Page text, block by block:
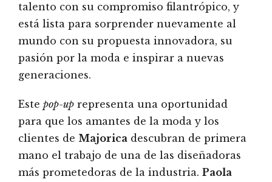
talento con su compromiso filantrópico, y
está lista para sorprender nuevamente al
mundo con su propuesta innovadora, su
pasión por la moda e inspirar a nuevas
generaciones.
Este pop-up representa una oportunidad
para que los amantes de la moda y los
clientes de Majorica descubran de primera
mano el trabajo de una de las diseñadoras
más prometedoras de la industria. Paola